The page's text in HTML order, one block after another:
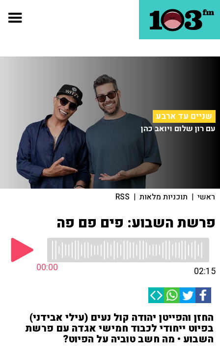
שניים עד ארבע
עם רון שלום ויואב כהן
ראשי | תוכניות מלאות |
RSS
פרשת השבוע: פים פם פה
00:00 02:15
החזן והפייטן יהודה קול נעים (עילי אבידני)
בפיוט ייחודי לכבוד חמישי אגדה עם פרשת
השבוע • מה חשב טוביה על הפיוט?